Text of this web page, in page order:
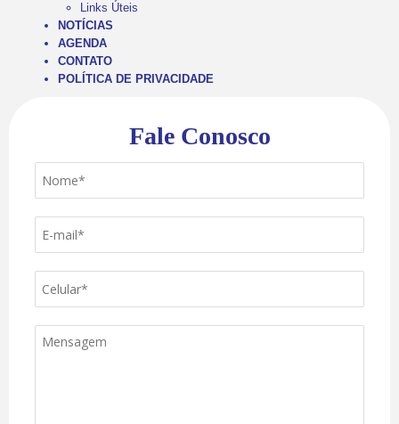
Links Úteis
NOTÍCIAS
AGENDA
CONTATO
POLÍTICA DE PRIVACIDADE
Fale Conosco